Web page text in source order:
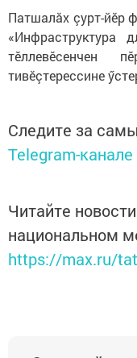
Патшалăх çурт-йӗр
тӗллевӗсенчен
тивӗçтерессине
Следите за
Telegram-канале
Читайте
национальном
https://max.ru/